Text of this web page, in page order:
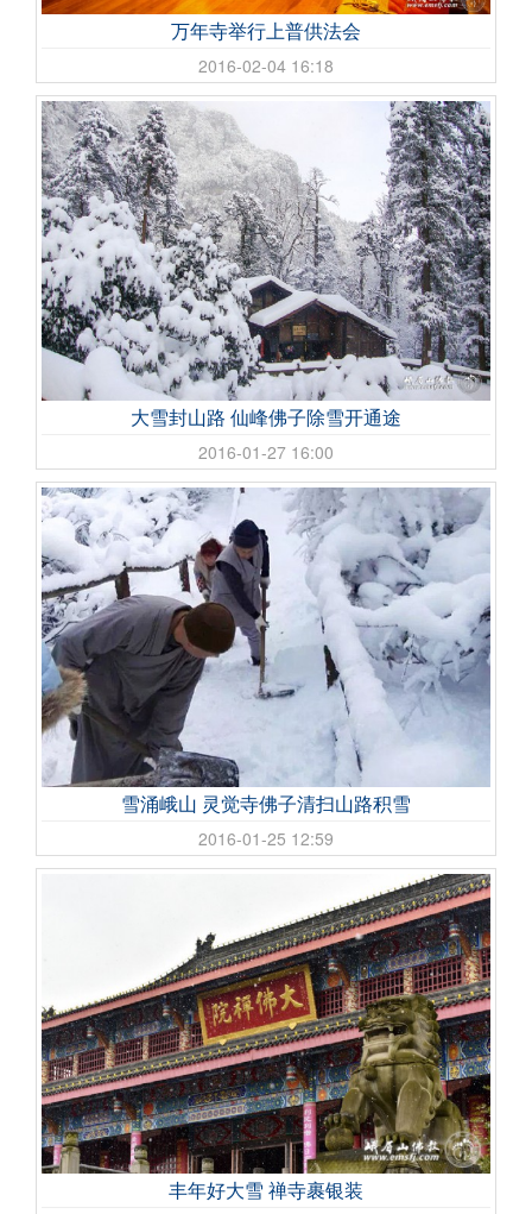
万年寺举行上普供法会
2016-02-04 16:18
大雪封山路 仙峰佛子除雪开通途
2016-01-27 16:00
雪涌峨山 灵觉寺佛子清扫山路积雪
2016-01-25 12:59
丰年好大雪 禅寺裹银装